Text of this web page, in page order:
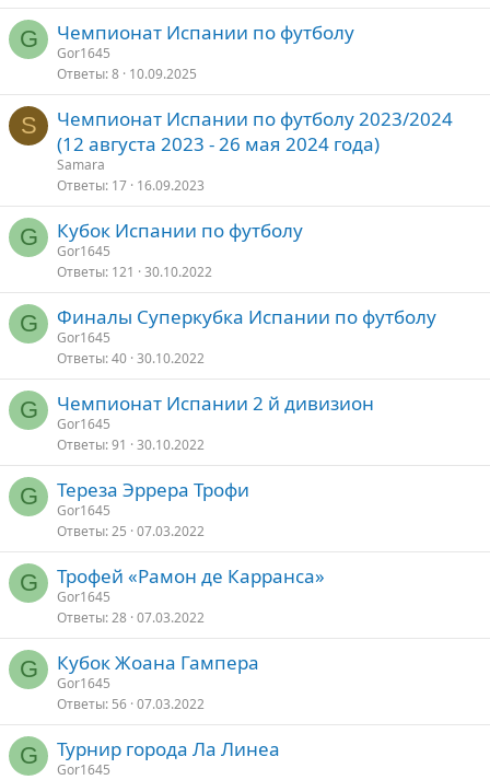
о
е
н
G Чемпионат Испании по футболу
Gor1645
Ответы 8 10.09.2025
S
Чемпионат Испании по футболу 2023/2024
(12 августа 2023 - 26 мая 2024 года)
Samara
Ответы 17 16.09.2023
G Кубок Испании по футболу
Gor1645
Ответы 121 30.10.2022
G Финалы Суперкубка Испании по футболу
Gor1645
Ответы 40 30.10.2022
G Чемпионат Испании 2 й дивизион
Gor1645
Ответы 91 30.10.2022
G Тереза Эррера Трофи
Gor1645
Ответы 25 07.03.2022
G Трофей «Рамон де Карранса»
Gor1645
Ответы 28 07.03.2022
G Кубок Жоана Гампера
Gor1645
Ответы 56 07.03.2022
G Турнир города Ла Линеа
Gor1645